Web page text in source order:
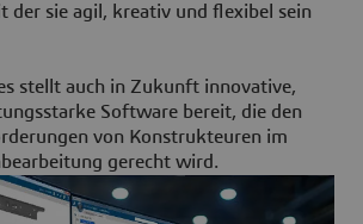
der sie agil, kreativ und flexibel sein
stellt auch in Zukunft innovative,
Software bereit, die den
von Konstrukteuren im
gerecht wird.